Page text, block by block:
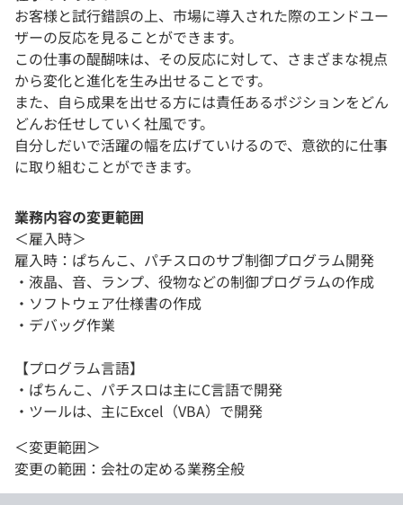
お客様と試行錯誤の上、市場に導入された際のエンドユー
ザーの反応を見ることができます。
この仕事の醍醐味は、その反応に対して、さまざまな視点
から変化と進化を生み出せることです。
また、自ら成果を出せる方には責任あるポジションをどん
どんお任せしていく社風です。
自分しだいで活躍の幅を広げていけるので、意欲的に仕事
に取り組むことができます。
業務内容の変更範囲
＜雇入時＞
雇入時：ぱちんこ、パチスロのサブ制御プログラム開発
・液晶、音、ランプ、役物などの制御プログラムの作成
・ソフトウェア仕様書の作成
・デバッグ作業
【プログラム言語】
・ぱちんこ、パチスロは主にC言語で開発
・ツールは、主にExcel（VBA）で開発
＜変更範囲＞
変更の範囲：会社の定める業務全般